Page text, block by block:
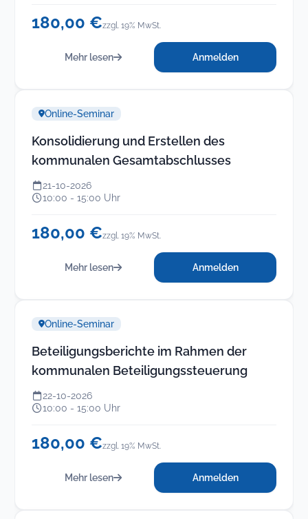
180,00 €zzgl. 19% MwSt.
Mehr lesen Anmelden
Konsolidierung und Erstellen des
kommunalen Gesamtabschlusses
Online-Seminar
21-10-2026
10:00 - 15:00 Uhr
180,00 €zzgl. 19% MwSt.
Mehr lesen Anmelden
Beteiligungsberichte im Rahmen der
kommunalen Beteiligungssteuerung
Online-Seminar
22-10-2026
10:00 - 15:00 Uhr
180,00 €zzgl. 19% MwSt.
Mehr lesen Anmelden